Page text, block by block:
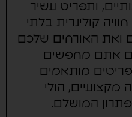
ותפריט עשיר
קולינרית בלתי
האורחים שלכם
אתם מחפשים
מותאמים
הולי
המושלם.